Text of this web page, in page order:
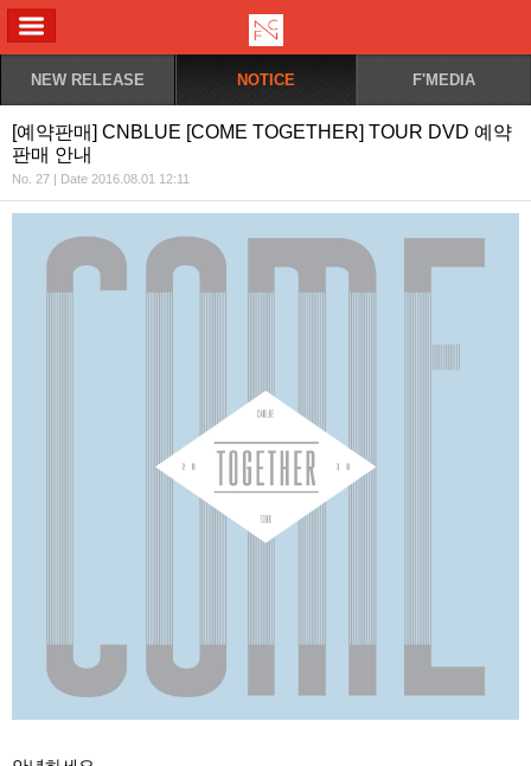
NEW RELEASE NOTICE F'MEDIA
[예약판매] CNBLUE [COME TOGETHER] TOUR DVD 예약
판매 안내
No. 27 | Date 2016.08.01 12:11